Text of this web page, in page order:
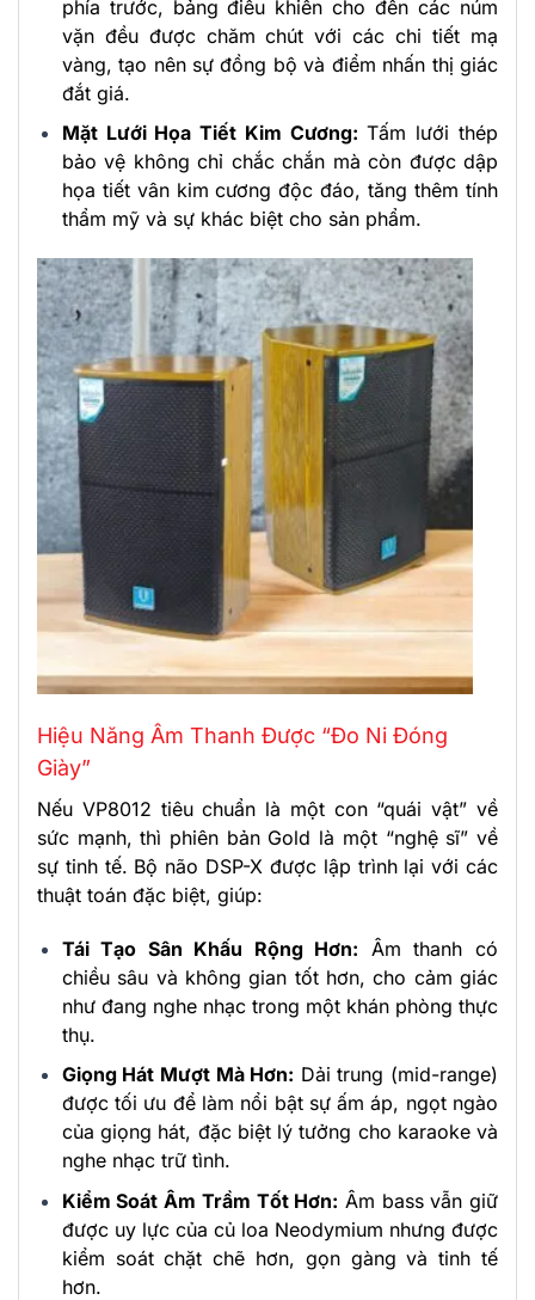
phía trước, bảng điều khiển cho đến các núm
vặn đều được chăm chút với các chi tiết mạ
vàng, tạo nên sự đồng bộ và điểm nhấn thị giác
đắt giá.
Mặt Lưới Họa Tiết Kim Cương: Tấm lưới thép
bảo vệ không chỉ chắc chắn mà còn được dập
họa tiết vân kim cương độc đáo, tăng thêm tính
thẩm mỹ và sự khác biệt cho sản phẩm.
Hiệu Năng Âm Thanh Được “Đo Ni Đóng
Giày”
Nếu VP8012 tiêu chuẩn là một con “quái vật” về
sức mạnh, thì phiên bản Gold là một “nghệ sĩ” về
sự tinh tế. Bộ não DSP-X được lập trình lại với các
thuật toán đặc biệt, giúp:
Tái Tạo Sân Khấu Rộng Hơn: Âm thanh có
chiều sâu và không gian tốt hơn, cho cảm giác
như đang nghe nhạc trong một khán phòng thực
thụ.
Giọng Hát Mượt Mà Hơn: Dải trung (mid-range)
được tối ưu để làm nổi bật sự ấm áp, ngọt ngào
của giọng hát, đặc biệt lý tưởng cho karaoke và
nghe nhạc trữ tình.
Kiểm Soát Âm Trầm Tốt Hơn: Âm bass vẫn giữ
được uy lực của củ loa Neodymium nhưng được
kiểm soát chặt chẽ hơn, gọn gàng và tinh tế
hơn.